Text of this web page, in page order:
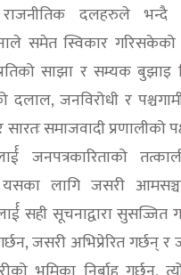
राजनीतिक दलहरुले
समेत स्विकार गरिसकेको
साझा र सम्यक बुझाइ
दलाल, जनविरोधी र पश्चगामी
सारतः समाजवादी प्रणालीको
जनपत्रकारिताको
लागि जसरी
सही सूचनाद्वारा सुसज्जित
जसरी अभिप्रेरित गर्छन्